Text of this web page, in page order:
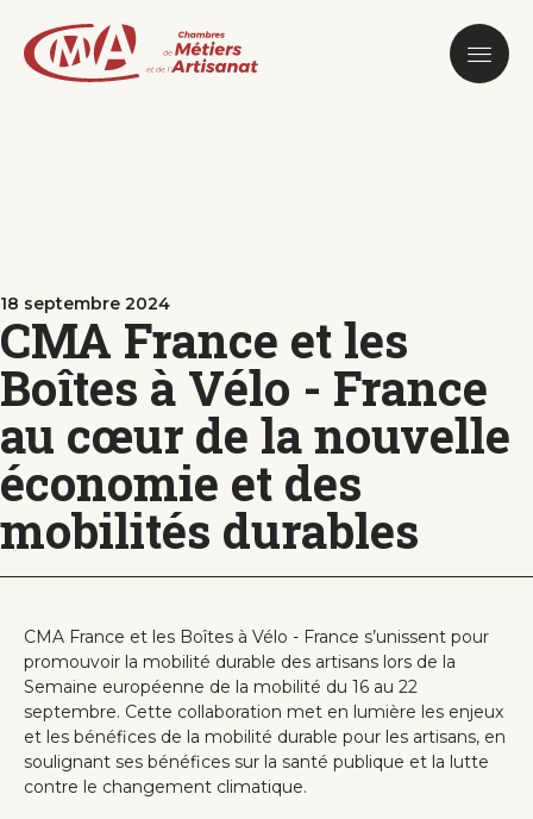
contenu
principal
18 septembre 2024
CMA France et les
Boîtes à Vélo - France
au cœur de la nouvelle
économie et des
mobilités durables
CMA France et les Boîtes à Vélo - France s’unissent pour
promouvoir la mobilité durable des artisans lors de la
Semaine européenne de la mobilité du 16 au 22
septembre. Cette collaboration met en lumière les enjeux
et les bénéfices de la mobilité durable pour les artisans, en
soulignant ses bénéfices sur la santé publique et la lutte
contre le changement climatique.